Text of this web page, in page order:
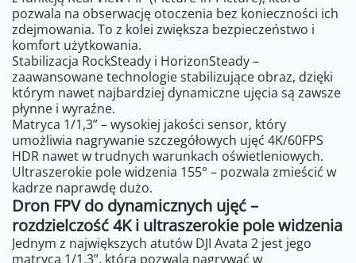
pozwala na obserwację otoczenia bez konieczności ich
zdejmowania. To z kolei zwiększa bezpieczeństwo i
komfort użytkowania.
Stabilizacja RockSteady i HorizonSteady –
zaawansowane technologie stabilizujące obraz, dzięki
którym nawet najbardziej dynamiczne ujęcia są zawsze
płynne i wyraźne.
Matryca 1/1,3” – wysokiej jakości sensor, który
umożliwia nagrywanie szczegółowych ujęć 4K/60FPS
HDR nawet w trudnych warunkach oświetleniowych.
Ultraszerokie pole widzenia 155° – pozwala zmieścić w
kadrze naprawdę dużo.
Dron FPV do dynamicznych ujęć –
rozdzielczość 4K i ultraszerokie pole widzenia
Jednym z największych atutów DJI Avata 2 jest jego
matryca 1/1,3”, która pozwala nagrywać w